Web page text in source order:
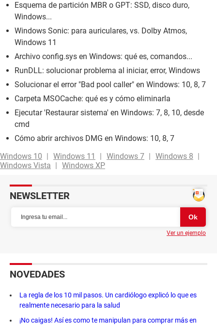
Esquema de partición MBR o GPT: SSD, disco duro,
Windows...
Windows Sonic: para auriculares, vs. Dolby Atmos,
Windows 11
Archivo config.sys en Windows: qué es, comandos...
RunDLL: solucionar problema al iniciar, error, Windows
Solucionar el error "Bad pool caller" en Windows: 10, 8, 7
Carpeta MSOCache: qué es y cómo eliminarla
Ejecutar 'Restaurar sistema' en Windows: 7, 8, 10, desde
cmd
Cómo abrir archivos DMG en Windows: 10, 8, 7
Windows 10
Windows 11 Windows 7
Windows 8
Windows Vista
Windows XP
NEWSLETTER
Ver un ejemplo
NOVEDADES
La regla de los 10 mil pasos. Un cardiólogo explicó lo que es
realmente necesario para la salud
¡No caigas! Así es como te manipulan para comprar más en